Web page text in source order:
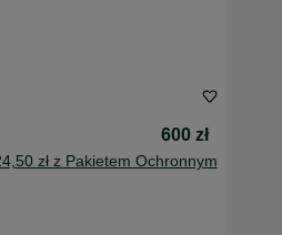
600 zł
zł z Pakietem Ochronnym